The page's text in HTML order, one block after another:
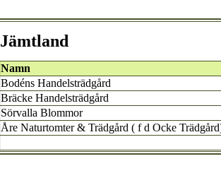
Jämtland
Namn
Bodéns Handelsträdgård
Bräcke Handelsträdgård
Sörvalla Blommor
Åre Naturtomter & Trädgård ( f d Ocke